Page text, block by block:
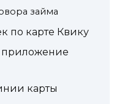
займа
по карте Квику
приложение
карты